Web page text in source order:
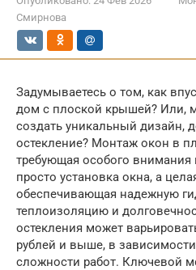
Смирнова
Задумываетесь о том, как
дом с плоской крышей? Или,
создать уникальный дизайн,
остекление? Монтаж окон в
требующая особого
просто установка окна, а
обеспечивающая надежную
теплоизоляцию и
остекления может
рублей и выше, в
сложности работ. Ключевой